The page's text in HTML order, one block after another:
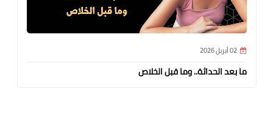
02 أبريل 2026
ما بعد الحداثة.. وما قبل الخلاص